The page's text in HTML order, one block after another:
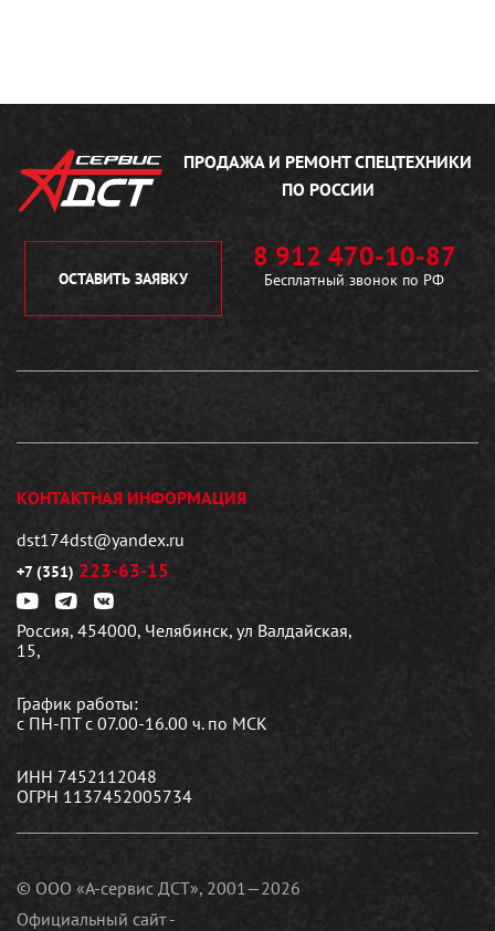
ПРОДАЖА И РЕМОНТСПЕЦТЕХНИКИ
ПО РОССИИ
ОСТАВИТЬ ЗАЯВКУ
8 912 470-10-87
Бесплатный звонок по РФ
КОНТАКТНАЯ ИНФОРМАЦИЯ
dst174dst@yandex.ru
+7 (351) 223-63-15
Россия, 454000, Челябинск, ул Валдайская,
15,
График работы:
с ПН-ПТ с 07.00-16.00 ч. по МСК
ИНН 7452112048
ОГРН 1137452005734
© ООО «А-сервис ДСТ», 2001—2026
Официальный сайт -